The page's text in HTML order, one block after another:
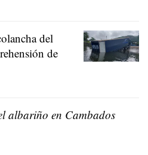
del
de
albariño en Cambados